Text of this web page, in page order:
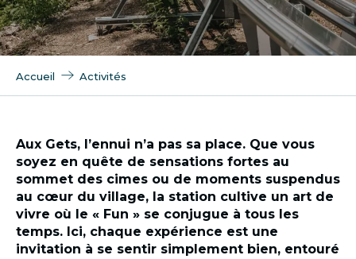
Accueil Activités
Aux Gets, l’ennui n’a pas sa place. Que vous
soyez en quête de sensations fortes au
sommet des cimes ou de moments suspendus
au cœur du village, la station cultive un art de
vivre où le « Fun » se conjugue à tous les
temps. Ici, chaque expérience est une
invitation à se sentir simplement bien, entouré